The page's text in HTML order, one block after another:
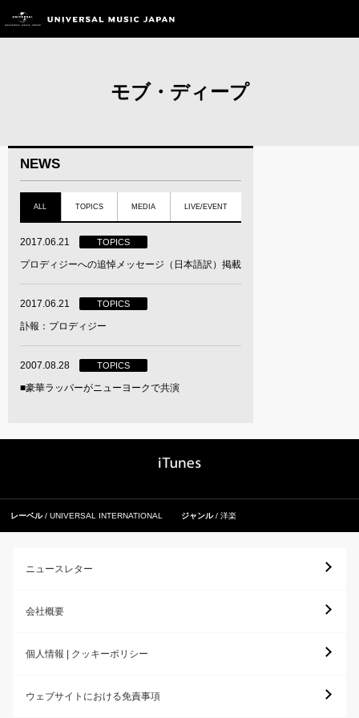
モブ・ディープ
NEWS
ALL TOPICS MEDIA LIVE/EVENT
2017.06.21 TOPICS
プロディジーへの追悼メッセージ（日本語訳）掲載
2017.06.21 TOPICS
訃報：プロディジー
2007.08.28 TOPICS
■豪華ラッパーがニューヨークで共演
レーベル UNIVERSAL INTERNATIONAL ジャンル 洋楽
ニュースレター
会社概要
個人情報 | クッキーポリシー
ウェブサイトにおける免責事項